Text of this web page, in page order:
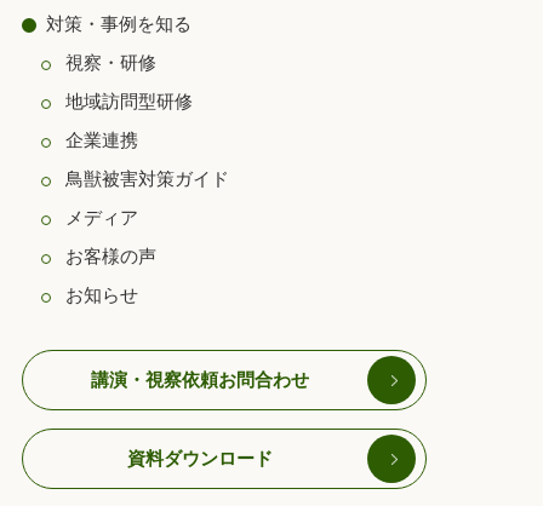
対策・事例を知る
視察・研修
地域訪問型研修
企業連携
鳥獣被害対策ガイド
メディア
お客様の声
お知らせ
講演・視察依頼お問合わせ
資料ダウンロード